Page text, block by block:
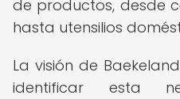
de productos, desde
hasta utensilios
La visión de
identificar esta